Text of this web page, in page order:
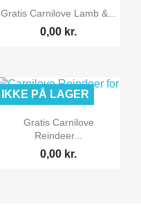
 Vis her
Gratis Carnilove Lamb &...
0,00 kr.
 Vis her
Gratis Carnilove
Reindeer...
0,00 kr.
IKKE PÅ LAGER